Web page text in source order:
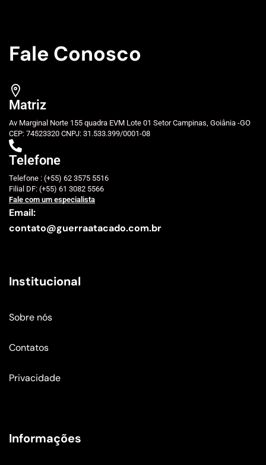
Fale Conosco
Matriz
Av Marginal Norte 155 quadra EVM Lote 01 Setor Campinas, Goiânia -GO
CEP: 74523320 CNPJ: 31.533.399/0001-08
Telefone
Telefone : (+55) 62 3575 5516
Filial DF: (+55) 61 3082 5566
Fale com um especialista
Email:
contato@guerraatacado.com.br
Institucional
Sobre nós
Contatos
Privacidade
Informações